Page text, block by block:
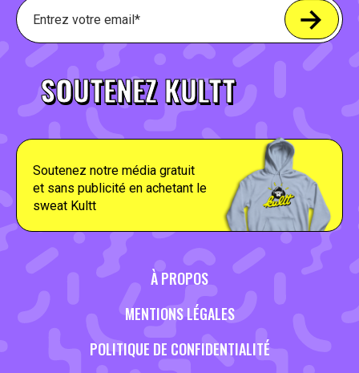
SOUTENEZ KULTT
Soutenez notre média gratuit
et sans publicité en achetant le
sweat Kultt
À PROPOS
MENTIONS LÉGALES
POLITIQUE DE CONFIDENTIALITÉ